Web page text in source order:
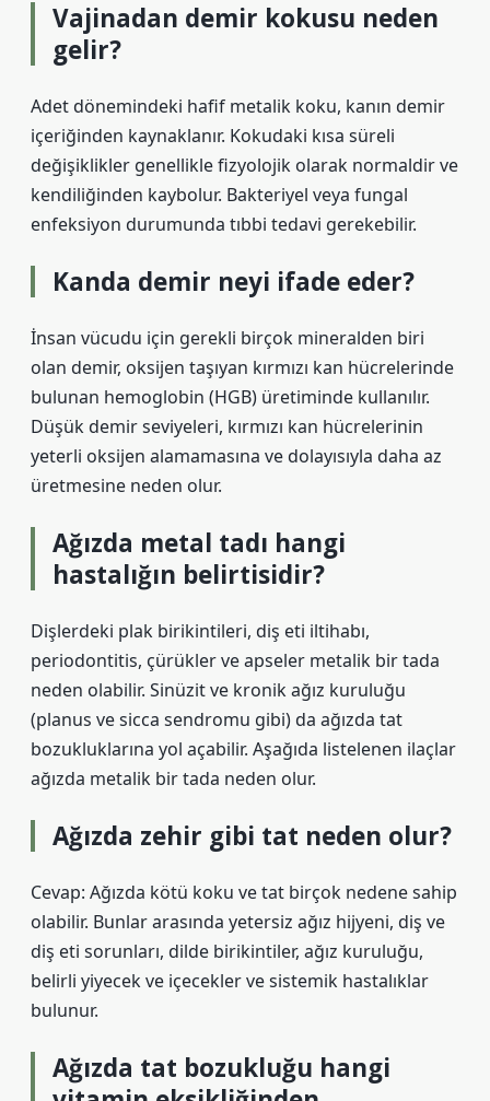
Vajinadan demir kokusu neden
gelir?
Adet dönemindeki hafif metalik koku, kanın demir
içeriğinden kaynaklanır. Kokudaki kısa süreli
değişiklikler genellikle fizyolojik olarak normaldir ve
kendiliğinden kaybolur. Bakteriyel veya fungal
enfeksiyon durumunda tıbbi tedavi gerekebilir.
Kanda demir neyi ifade eder?
İnsan vücudu için gerekli birçok mineralden biri
olan demir, oksijen taşıyan kırmızı kan hücrelerinde
bulunan hemoglobin (HGB) üretiminde kullanılır.
Düşük demir seviyeleri, kırmızı kan hücrelerinin
yeterli oksijen alamamasına ve dolayısıyla daha az
üretmesine neden olur.
Ağızda metal tadı hangi
hastalığın belirtisidir?
Dişlerdeki plak birikintileri, diş eti iltihabı,
periodontitis, çürükler ve apseler metalik bir tada
neden olabilir. Sinüzit ve kronik ağız kuruluğu
(planus ve sicca sendromu gibi) da ağızda tat
bozukluklarına yol açabilir. Aşağıda listelenen ilaçlar
ağızda metalik bir tada neden olur.
Ağızda zehir gibi tat neden olur?
Cevap: Ağızda kötü koku ve tat birçok nedene sahip
olabilir. Bunlar arasında yetersiz ağız hijyeni, diş ve
diş eti sorunları, dilde birikintiler, ağız kuruluğu,
belirli yiyecek ve içecekler ve sistemik hastalıklar
bulunur.
Ağızda tat bozukluğu hangi